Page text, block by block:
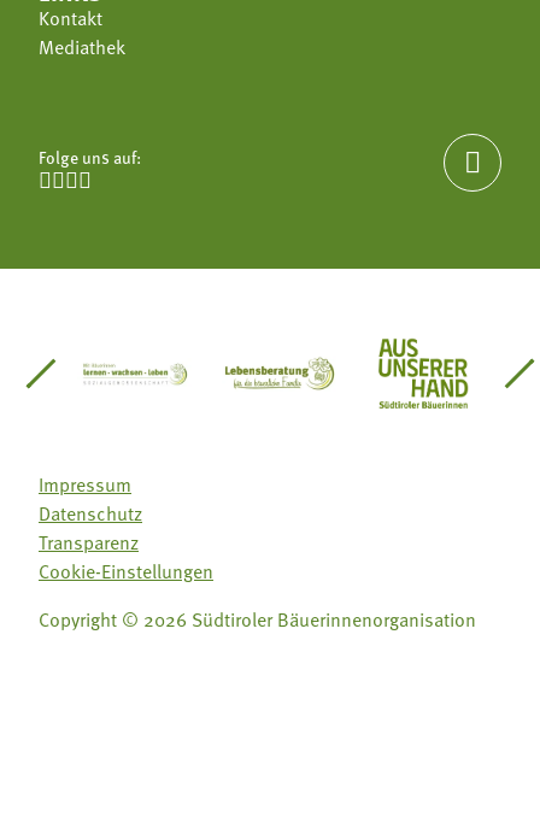
Kontakt
Mediathek
Folge uns auf:
   

Südtirol
Gärtnervereinigung
Sozialgenossenschaft Mit Bäuerinnen lernen -
Lebensberatung für dieAus unserer
Impressum
Datenschutz
Transparenz
Cookie-Einstellungen
Copyright © 2026 Südtiroler Bäuerinnenorganisation